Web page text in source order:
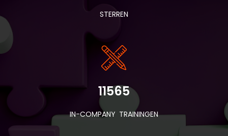
STERREN
11565
IN-COMPANY TRAININGEN